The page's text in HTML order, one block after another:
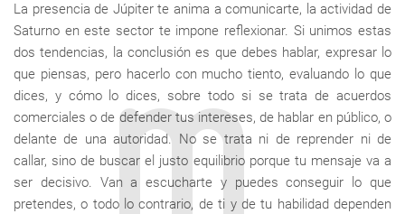
La presencia de Júpiter te anima a comunicarte, la actividad de
Saturno en este sector te impone reflexionar. Si unimos estas
dos tendencias, la conclusión es que debes hablar, expresar lo
que piensas, pero hacerlo con mucho tiento, evaluando lo que
dices, y cómo lo dices, sobre todo si se trata de acuerdos
comerciales o de defender tus intereses, de hablar en público, o
delante de una autoridad. No se trata ni de reprender ni de
callar, sino de buscar el justo equilibrio porque tu mensaje va a
ser decisivo. Van a escucharte y puedes conseguir lo que
pretendes, o todo lo contrario, de ti y de tu habilidad dependen